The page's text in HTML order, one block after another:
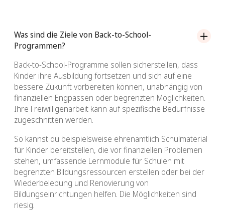
Was sind die Ziele von Back-to-School-
Programmen?
Back-to-School-Programme sollen sicherstellen, dass
Kinder ihre Ausbildung fortsetzen und sich auf eine
bessere Zukunft vorbereiten können, unabhängig von
finanziellen Engpässen oder begrenzten Möglichkeiten.
Ihre Freiwilligenarbeit kann auf spezifische Bedürfnisse
zugeschnitten werden.
So kannst du beispielsweise ehrenamtlich Schulmaterial
für Kinder bereitstellen, die vor finanziellen Problemen
stehen, umfassende Lernmodule für Schulen mit
begrenzten Bildungsressourcen erstellen oder bei der
Wiederbelebung und Renovierung von
Bildungseinrichtungen helfen. Die Möglichkeiten sind
riesig.